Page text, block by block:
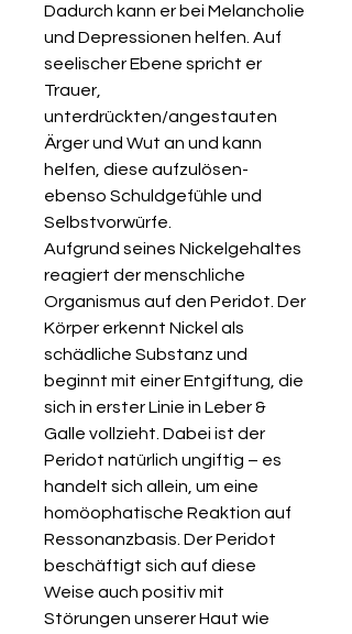
Dadurch kann er bei Melancholie
und Depressionen helfen. Auf
seelischer Ebene spricht er
Trauer,
unterdrückten/angestauten
Ärger und Wut an und kann
helfen, diese aufzulösen-
ebenso Schuldgefühle und
Selbstvorwürfe.
Aufgrund seines Nickelgehaltes
reagiert der menschliche
Organismus auf den Peridot. Der
Körper erkennt Nickel als
schädliche Substanz und
beginnt mit einer Entgiftung, die
sich in erster Linie in Leber &
Galle vollzieht. Dabei ist der
Peridot natürlich ungiftig – es
handelt sich allein, um eine
homöophatische Reaktion auf
Ressonanzbasis. Der Peridot
beschäftigt sich auf diese
Weise auch positiv mit
Störungen unserer Haut wie